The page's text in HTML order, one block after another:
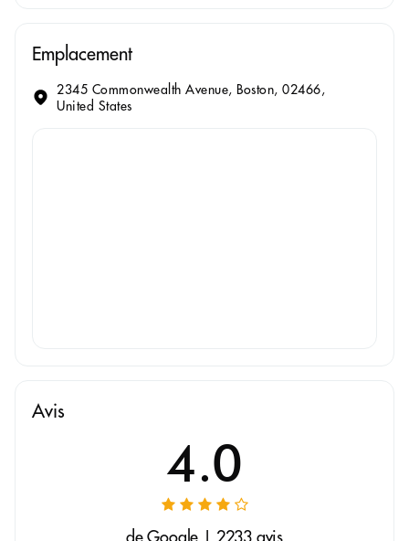
Emplacement
2345 Commonwealth Avenue, Boston, 02466,
United States
Avis
4.0
de Google | 2233 avis